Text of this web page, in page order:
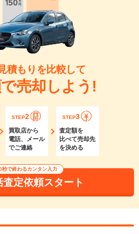
積もりを比較して
売却しよう!
STEP2
買取店から
電話、メール
でご連絡
STEP3
査定額を
比べて売却先
を決める
秒で終わるカンタン入力
査定依頼スタート